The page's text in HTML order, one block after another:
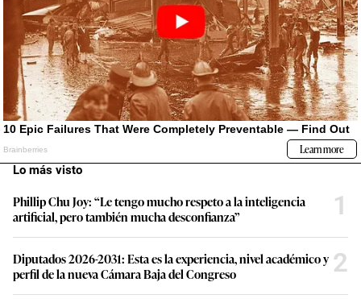
Lo más visto
Phillip Chu Joy: “Le tengo mucho respeto a la inteligencia
artificial, pero también mucha desconfianza”
1
Diputados 2026-2031: Esta es la experiencia, nivel académico y
perfil de la nueva Cámara Baja del Congreso
2